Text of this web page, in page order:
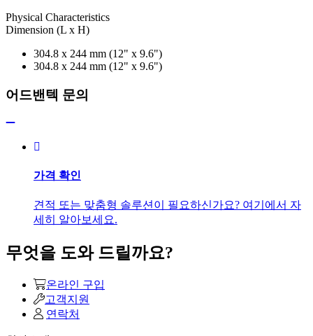
Physical Characteristics
Dimension (L x H)
304.8 x 244 mm (12" x 9.6")
304.8 x 244 mm (12" x 9.6")
어드밴텍 문의
가격 확인
견적 또는 맞춤형 솔루션이 필요하신가요? 여기에서 자
세히 알아보세요.
무엇을 도와 드릴까요?
온라인 구입
고객지원
연락처